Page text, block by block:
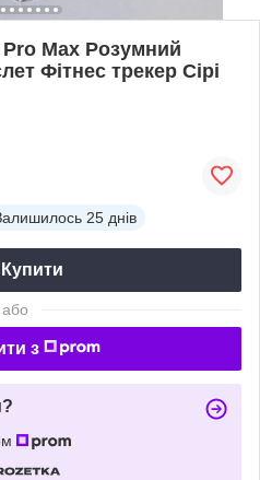
Max Розумний
Фітнес трекер Сірі
25 днів
Купити
або
з